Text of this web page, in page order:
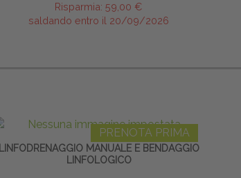
Risparmia: 59,00 €
saldando entro il 20/09/2026
PRENOTA PRIMA
LINFODRENAGGIO MANUALE E BENDAGGIO
LINFOLOGICO